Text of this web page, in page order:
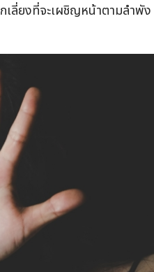
เลี่ยงที่จะเผชิญหน้าตามลำพั